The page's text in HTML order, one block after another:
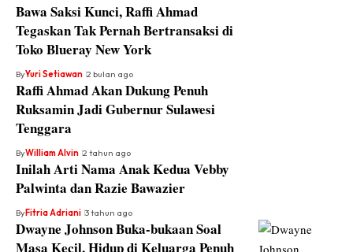
Bawa Saksi Kunci, Raffi Ahmad
Tegaskan Tak Pernah Bertransaksi di
Toko Blueray New York
ByYuri Setiawan 2 bulan ago
Raffi Ahmad Akan Dukung Penuh
Ruksamin Jadi Gubernur Sulawesi
Tenggara
ByWilliam Alvin 2 tahun ago
Inilah Arti Nama Anak Kedua Vebby
Palwinta dan Razie Bawazier
ByFitria Adriani 3 tahun ago
Dwayne Johnson Buka-bukaan Soal
Masa Kecil, Hidup di Keluarga Penuh